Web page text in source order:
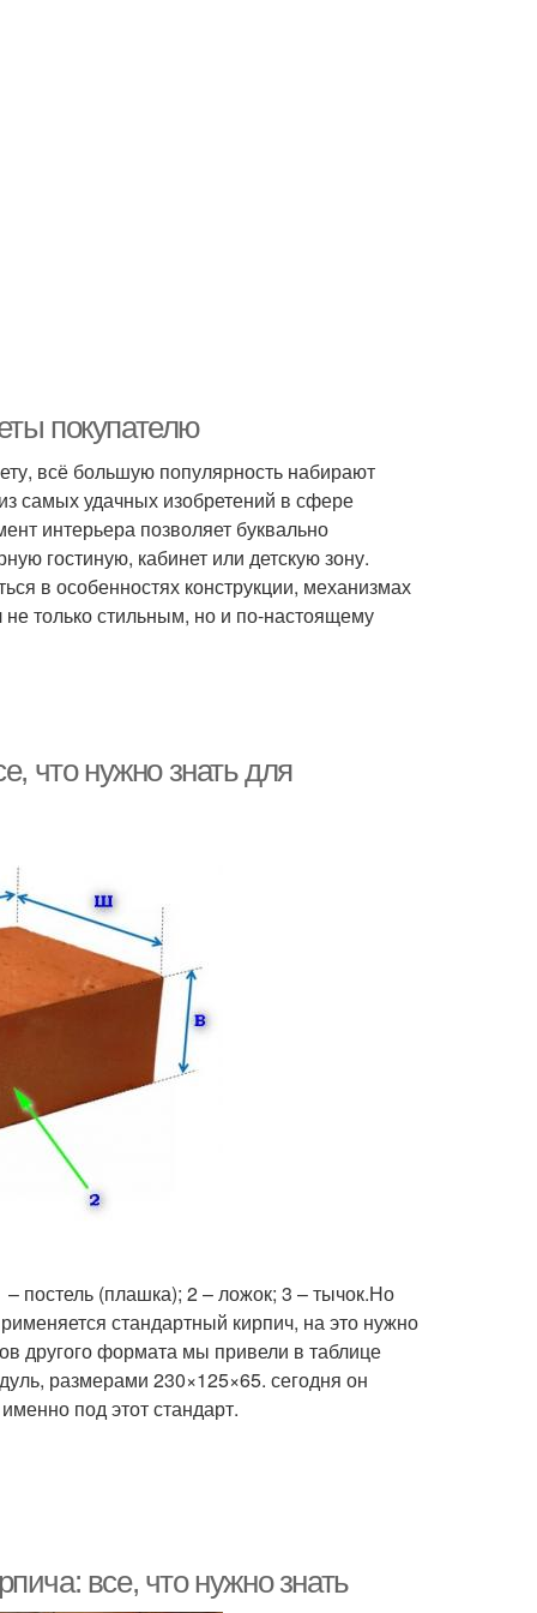
покупателю
всё большую популярность набирают
самых удачных изобретений в сфере
интерьера позволяет буквально
гостиную, кабинет или детскую зону.
в особенностях конструкции, механизмах
только стильным, но и по-настоящему
что нужно знать для
– постель (плашка); 2 – ложок; 3 – тычок.Но
стандартный кирпич, на это нужно
другого формата мы привели в таблице
размерами 230×125×65. сегодня он
под этот стандарт.
все, что нужно знать